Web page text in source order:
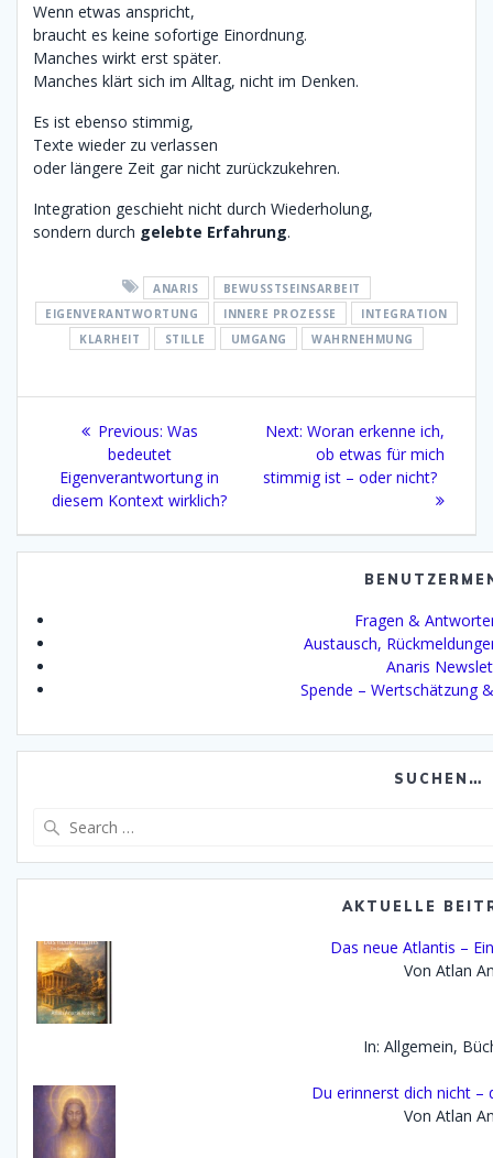
Wenn etwas anspricht,
braucht es keine sofortige Einordnung.
Manches wirkt erst später.
Manches klärt sich im Alltag, nicht im Denken.
Es ist ebenso stimmig,
Texte wieder zu verlassen
oder längere Zeit gar nicht zurückzukehren.
Integration geschieht nicht durch Wiederholung,
sondern durch gelebte Erfahrung.
ANARIS
BEWUSSTSEINSARBEIT
EIGENVERANTWORTUNG
INNERE PROZESSE
INTEGRATION
KLARHEIT
STILLE UMGANG WAHRNEHMUNG
Beitragsnavigation
Previous: Previous
post:
Was
bedeutet
Eigenverantwortung in
diesem Kontext wirklich?
Next: Next
post:
Woran erkenne ich,
ob etwas für mich
stimmig ist – oder nicht?
Fragen &
Austausch,
Anaris
Spende – Wertschätzung
SUCHEN…
AKTUELLE
Das neue Atlantis –
Von Atlan
In: Allgemein,
Du erinnerst dich nicht –
Von Atlan